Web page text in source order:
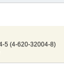
5 (4-620-32004-8)